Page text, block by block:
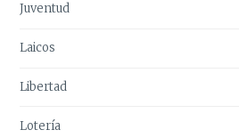
Juventud
Laicos
Libertad
Lotería